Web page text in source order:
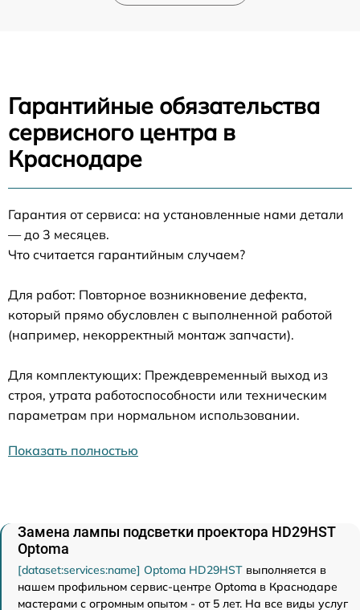
Гарантийные обязательства
сервисного центра в
Краснодаре
Гарантия от сервиса: на установленные нами детали
— до 3 месяцев.
Что считается гарантийным случаем?
Для работ: Повторное возникновение дефекта,
который прямо обусловлен с выполненной работой
(например, некорректный монтаж запчасти).
Для комплектующих: Преждевременный выход из
строя, утрата работоспособности или техническим
параметрам при нормальном использовании.
Показать полностью
Замена лампы подсветки проектора HD29HST
Optoma
[dataset:services:name] Optoma HD29HST выполняется в
нашем профильном сервис-центре Optoma в Краснодаре
мастерами с огромным опытом - от 5 лет. На все виды услуг